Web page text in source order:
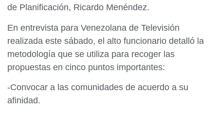
de Planificación, Ricardo Menéndez.
En entrevista para Venezolana de Televisión
realizada este sábado, el alto funcionario detalló la
metodología que se utiliza para recoger las
propuestas en cinco puntos importantes:
-Convocar a las comunidades de acuerdo a su
afinidad.